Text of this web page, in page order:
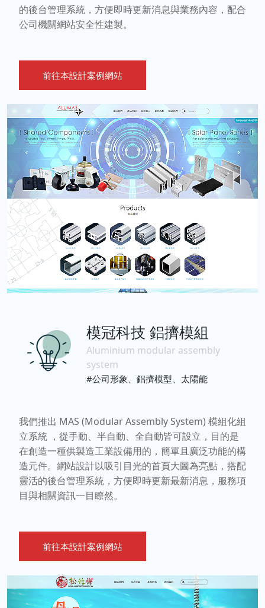
的後台管理系統，方便即時更新消息與業務內容，配合
公司機關網站安全性建製。
前往本設計案例網站
模冠科技 鋁擠模組
Aluminium modular assembly
system
#公司形象、鋁擠模型、太陽能
我們推出 MAS (Modular Assembly System) 模組化組
立系統 ，從手動、半自動、全自動皆可設立，目的是
在創造一種供製造工業設備用的，簡單且廣泛功能的構
造元件。網站設計以吸引目光的首頁大圖為亮點，搭配
靈活的後台管理系統，方便即時更新最新消息，服務項
目與相關資訊一目瞭然。
前往本設計案例網站